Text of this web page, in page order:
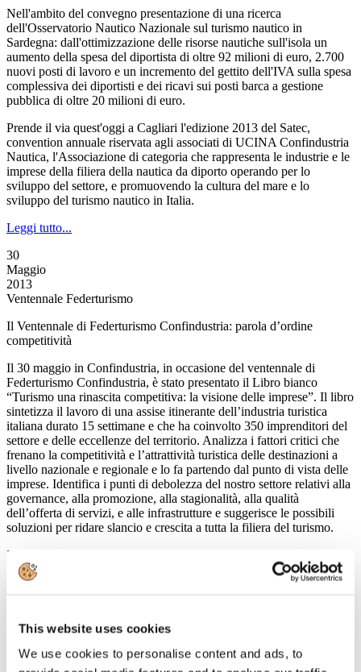
This website uses cookies
We use cookies to personalise content and ads, to
Nell'ambito del convegno presentazione di una ricerca
dell'Osservatorio Nautico Nazionale sul turismo nautico in
Sardegna: dall'ottimizzazione delle risorse nautiche sull'isola un
aumento della spesa del diportista di oltre 92 milioni di euro, 2.700
nuovi posti di lavoro e un incremento del gettito dell'IVA sulla spesa
complessiva dei diportisti e dei ricavi sui posti barca a gestione
pubblica di oltre 20 milioni di euro.
Prende il via quest'oggi a Cagliari l'edizione 2013 del Satec,
convention annuale riservata agli associati di UCINA Confindustria
Nautica, l'Associazione di categoria che rappresenta le industrie e le
imprese della filiera della nautica da diporto operando per lo
sviluppo del settore, e promuovendo la cultura del mare e lo
sviluppo del turismo nautico in Italia.
Leggi tutto...
30
Maggio
2013
Ventennale Federturismo
Il Ventennale di Federturismo Confindustria: parola d’ordine
competitività
Il 30 maggio in Confindustria, in occasione del ventennale di
Federturismo Confindustria, è stato presentato il Libro bianco
“Turismo una rinascita competitiva: la visione delle imprese”. Il libro
sintetizza il lavoro di una assise itinerante dell’industria turistica
italiana durato 15 settimane e che ha coinvolto 350 imprenditori del
settore e delle eccellenze del territorio. Analizza i fattori critici che
frenano la competitività e l’attrattività turistica delle destinazioni a
livello nazionale e regionale e lo fa partendo dal punto di vista delle
imprese. Identifica i punti di debolezza del nostro settore relativi alla
governance, alla promozione, alla stagionalità, alla qualità
dell’offerta di servizi, e alle infrastrutture e suggerisce le possibili
soluzioni per ridare slancio e crescita a tutta la filiera del turismo.
Leggi tutto...
Confindustria Nord Sardegna
Seminario sul turismo